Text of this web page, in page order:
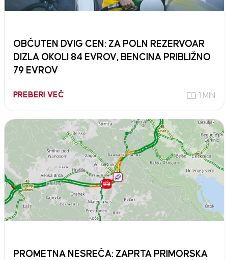
OBČUTEN DVIG CEN: ZA POLN REZERVOAR
DIZLA OKOLI 84 EVROV, BENCINA PRIBLIŽNO
79 EVROV
PREBERI VEČ 1 MIN
PROMETNA NESREČA: ZAPRTA PRIMORSKA